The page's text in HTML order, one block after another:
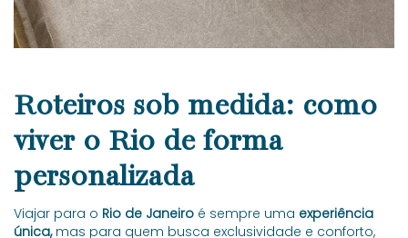
Roteiros sob medida: como
viver o Rio de forma
personalizada
Viajar para o Rio de Janeiro é sempre uma experiência
única, mas para quem busca exclusividade e conforto,